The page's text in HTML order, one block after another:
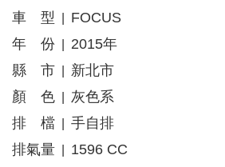
車 型
FOCUS
年 份
2015年
縣 市
新北市
顏 色
灰色系
排 檔
手自排
排氣量
1596 CC